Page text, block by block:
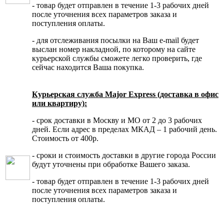
- товар будет отправлен в течение 1-3 рабочих дней
после уточнения всех параметров заказа и
поступления оплаты.
- для отслеживания посылки на Ваш e-mail будет
выслан номер накладной, по которому на сайте
курьерской службы сможете легко проверить, где
сейчас находится Ваша покупка.
Курьерская служба Major Express (доставка в офис
или квартиру):
- срок доставки в Москву и МО от 2 до 3 рабочих
дней. Если адрес в пределах МКАД – 1 рабочий день.
Стоимость от 400р.
- сроки и стоимость доставки в другие города России
будут уточнены при обработке Вашего заказа.
- товар будет отправлен в течение 1-3 рабочих дней
после уточнения всех параметров заказа и
поступления оплаты.